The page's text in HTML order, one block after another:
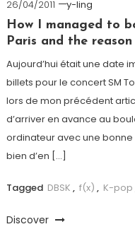
26/04/2011
y-ling
How I managed to
Paris and the
Aujourd’hui était une date
billets pour le concert SM
lors de mon précédent
d’arriver en avance au
ordinateur avec une bonne
bien d’en […]
Tagged DBSK , f(x) , K-pop
Discover